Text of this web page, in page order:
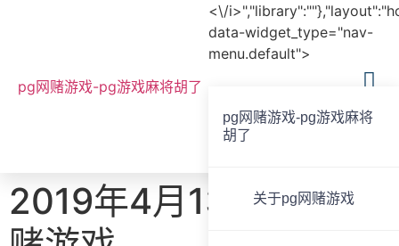
pg网赌游戏-pg游戏麻将胡了
<\/
data-widget_type="nav-
menu.default">
pg网赌游戏-pg游戏麻将
胡了
关于pg网赌游戏
2019年4月13日 -pg网